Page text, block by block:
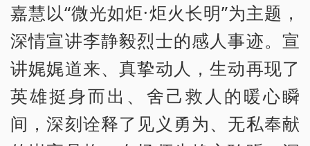
嘉慧以“微光如炬·炬火长明”为主题，
深情宣讲李静毅烈士的感人事迹。宣
讲娓娓道来、真挚动人，生动再现了
英雄挺身而出、舍己救人的暖心瞬
间，深刻诠释了见义勇为、无私奉献